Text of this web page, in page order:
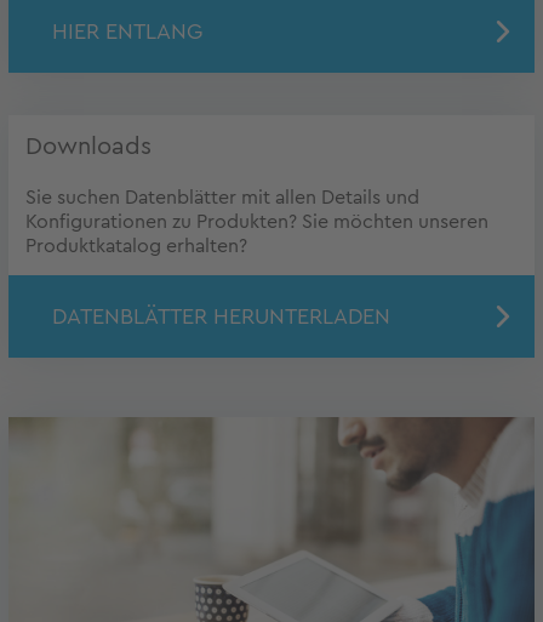
HIER ENTLANG
Downloads
Sie suchen Datenblätter mit allen Details und
Konfigurationen zu Produkten? Sie möchten unseren
Produktkatalog erhalten?
DATENBLÄTTER HERUNTERLADEN